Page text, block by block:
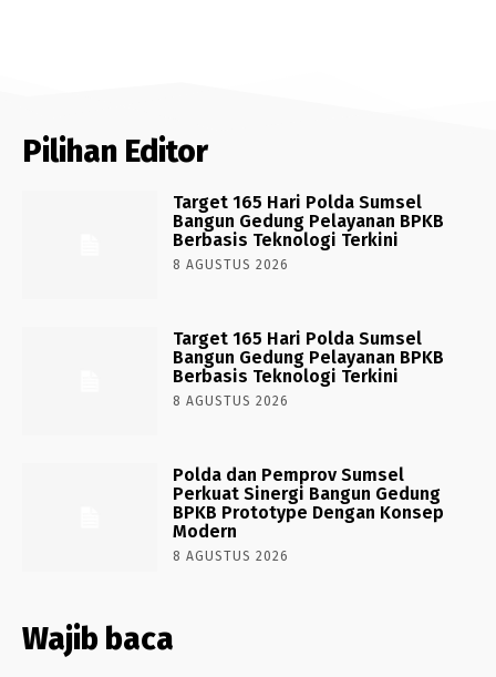
Pilihan Editor
Target 165 Hari Polda Sumsel
Bangun Gedung Pelayanan BPKB
Berbasis Teknologi Terkini
8 AGUSTUS 2026
Target 165 Hari Polda Sumsel
Bangun Gedung Pelayanan BPKB
Berbasis Teknologi Terkini
8 AGUSTUS 2026
Polda dan Pemprov Sumsel
Perkuat Sinergi Bangun Gedung
BPKB Prototype Dengan Konsep
Modern
8 AGUSTUS 2026
Wajib baca